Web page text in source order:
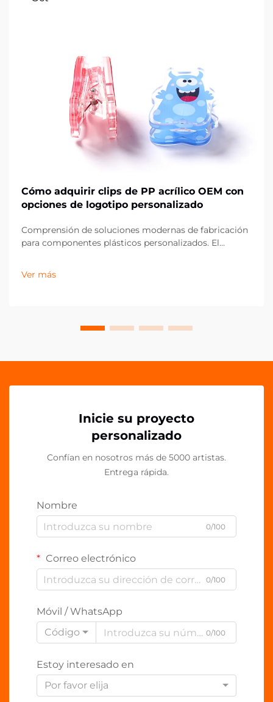
Cómo adquirir clips de PP acrílico OEM con
opciones de logotipo personalizado
Comprensión de soluciones modernas de fabricación
para componentes plásticos personalizados. El
significativamente, especialmente en el ámbito de los
componentes plásticos personalizados como los clips
Ver más
Inicie su proyecto
personalizado
Confían en nosotros más de 5000 artistas.
Entrega rápida.
Nombre
0/100
Correo electrónico
0/100
Móvil / WhatsApp
Código
0/100
Estoy interesado en
Por favor elija